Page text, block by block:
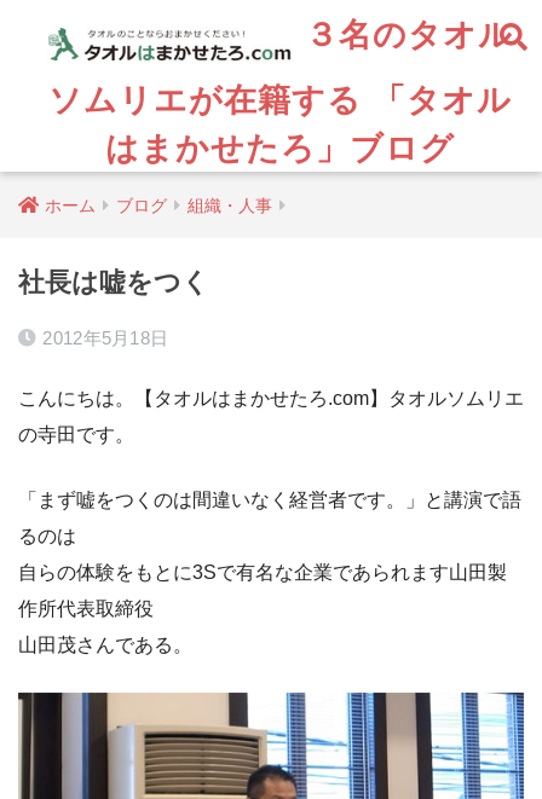
３名のタオル
ソムリエが在籍する 「タオル
はまかせたろ」ブログ
ホーム ブログ 組織・人事
社長は嘘をつく
2012年5月18日
こんにちは。【タオルはまかせたろ.com】タオルソムリエ
の寺田です。
「まず嘘をつくのは間違いなく経営者です。」と講演で語
るのは
自らの体験をもとに3Sで有名な企業であられます山田製
作所代表取締役
山田茂さんである。